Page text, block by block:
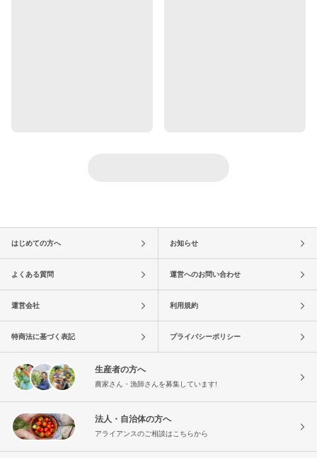
はじめての方へ お知らせ
よくある質問 運営へのお問い合わせ
運営会社 利用規約
特商法に基づく表記 プライバシーポリシー
生産者の方へ
農家さん・漁師さんを募集しています!
法人・自治体の方へ
アライアンスのご相談はこちらから